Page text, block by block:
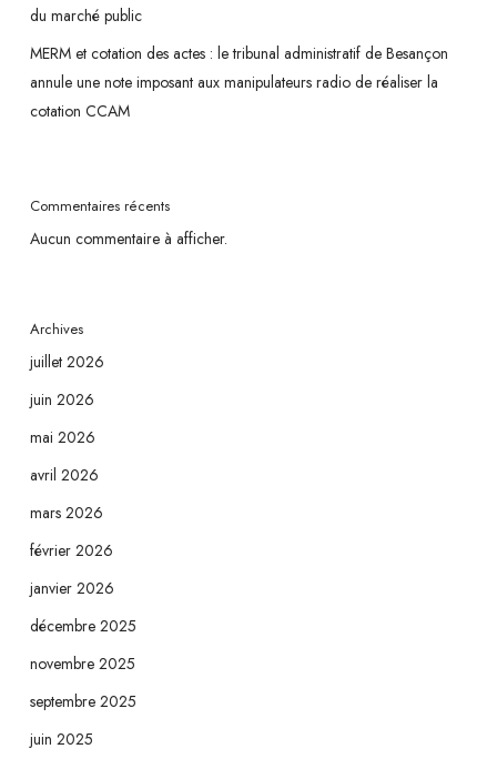
du marché public
MERM et cotation des actes : le tribunal administratif de Besançon
annule une note imposant aux manipulateurs radio de réaliser la
cotation CCAM
Commentaires récents
Aucun commentaire à afficher.
Archives
juillet 2026
juin 2026
mai 2026
avril 2026
mars 2026
février 2026
janvier 2026
décembre 2025
novembre 2025
septembre 2025
juin 2025